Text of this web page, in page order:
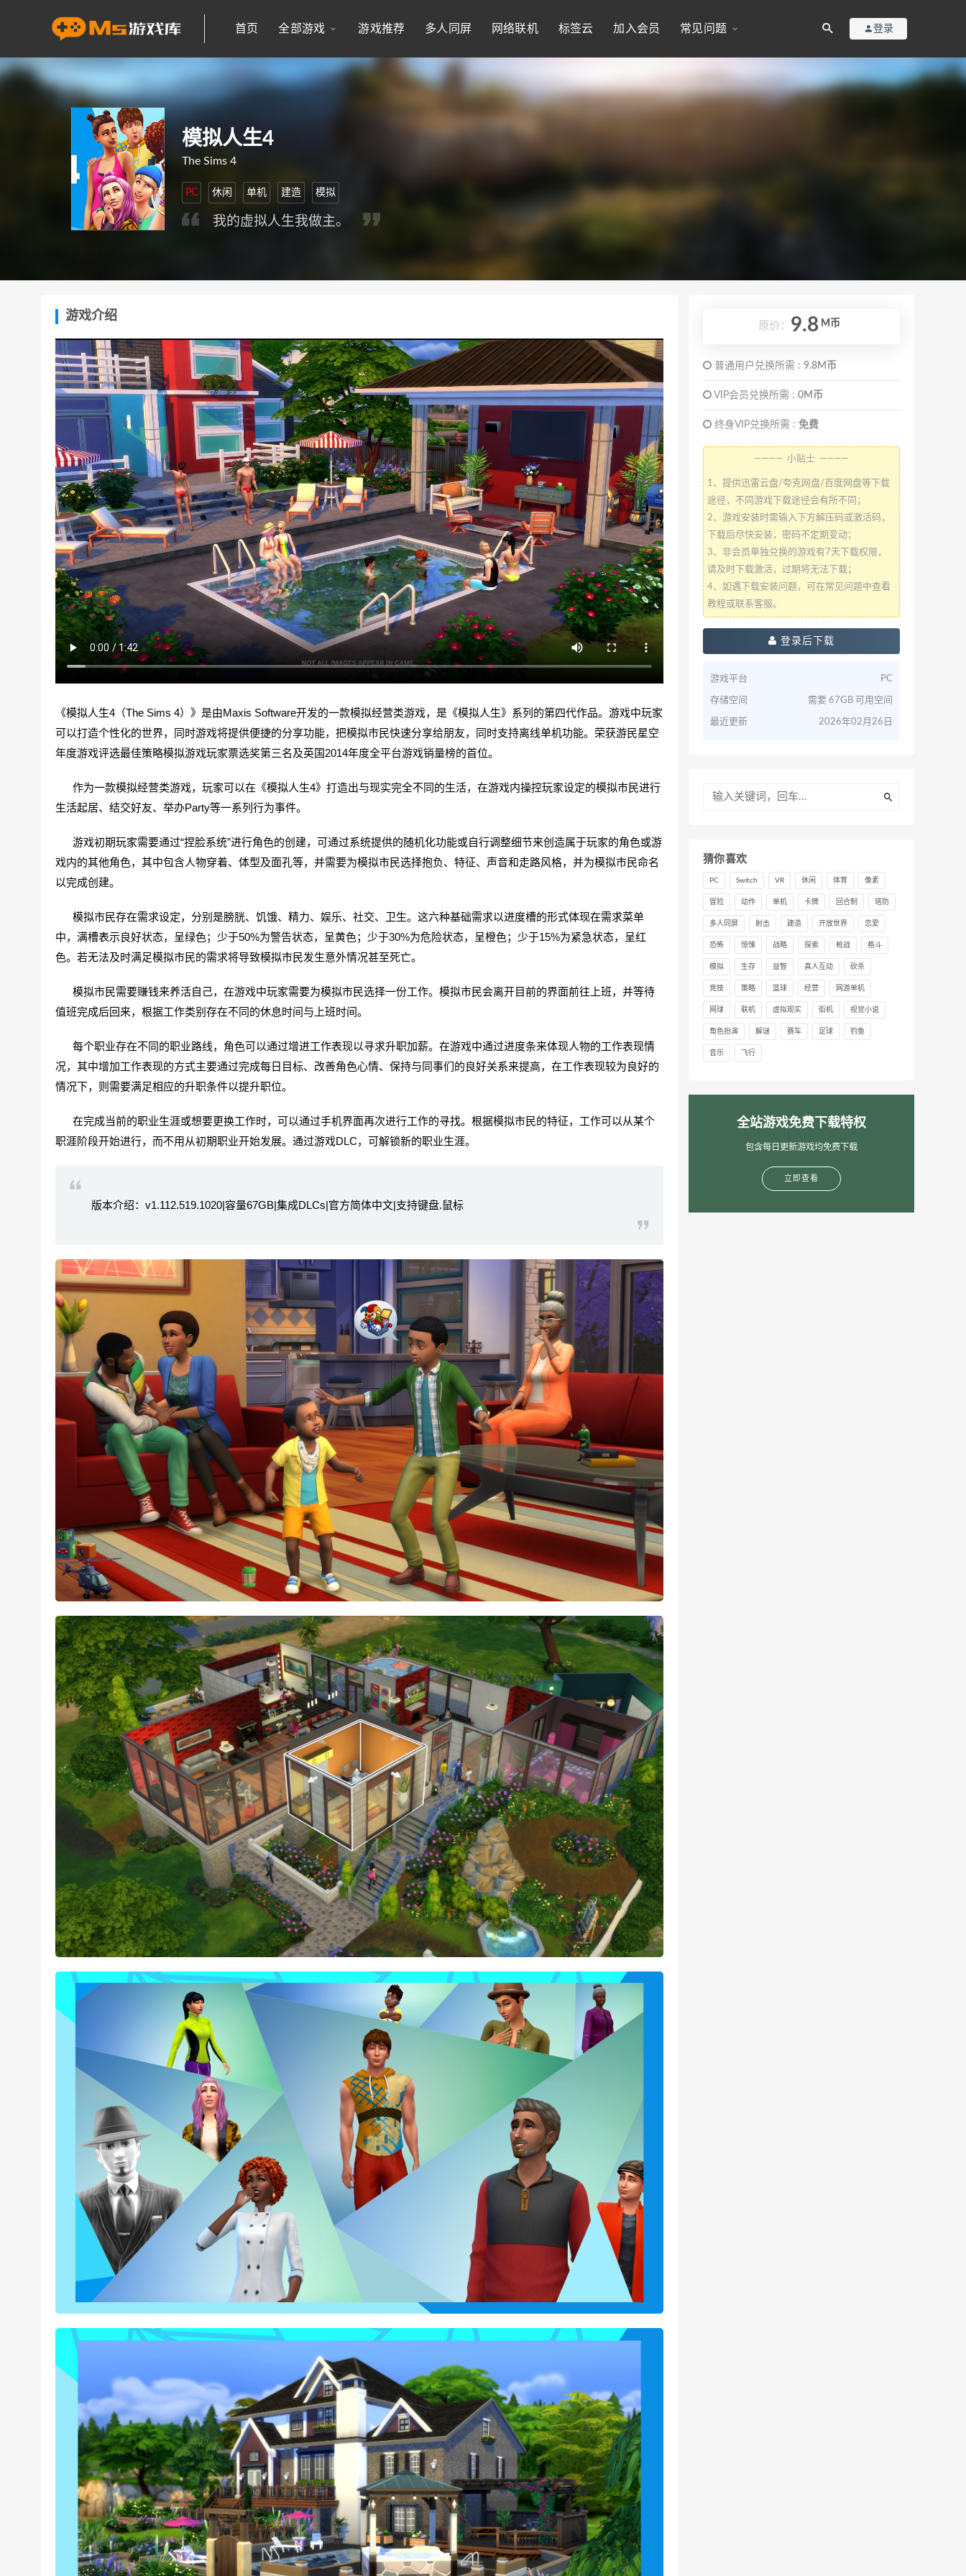
首页 全部游戏 游戏推荐 多人同屏 网络联机 标签云 加入会员 常见问题 登录
模拟人生4
The Sims 4
PC 休闲 单机 建造 模拟
我的虚拟人生我做主。
游戏介绍
《模拟人生4（The Sims 4）》是由Maxis Software开发的一款模拟经营类游戏，是《模拟人生》系列的第四代作品。游戏中玩家
可以打造个性化的世界，同时游戏将提供便捷的分享功能，把模拟市民快速分享给朋友，同时支持离线单机功能。荣获游民星空
年度游戏评选最佳策略模拟游戏玩家票选奖第三名及英国2014年度全平台游戏销量榜的首位。
作为一款模拟经营类游戏，玩家可以在《模拟人生4》打造出与现实完全不同的生活，在游戏内操控玩家设定的模拟市民进行
生活起居、结交好友、举办Party等一系列行为事件。
游戏初期玩家需要通过“捏脸系统”进行角色的创建，可通过系统提供的随机化功能或自行调整细节来创造属于玩家的角色或游
戏内的其他角色，其中包含人物穿着、体型及面孔等，并需要为模拟市民选择抱负、特征、声音和走路风格，并为模拟市民命名
以完成创建。
模拟市民存在需求设定，分别是膀胱、饥饿、精力、娱乐、社交、卫生。这六种基础需求以进度槽的形式体现在需求菜单
中，满槽表示良好状态，呈绿色；少于50%为警告状态，呈黄色；少于30%为危险状态，呈橙色；少于15%为紧急状态，呈红
色。若无法及时满足模拟市民的需求将导致模拟市民发生意外情况甚至死亡。
模拟市民需要赚钱来养活自己，在游戏中玩家需要为模拟市民选择一份工作。模拟市民会离开目前的界面前往上班，并等待
值班完成后回来，根据工作类别存在不同的休息时间与上班时间。
每个职业存在不同的职业路线，角色可以通过增进工作表现以寻求升职加薪。在游戏中通过进度条来体现人物的工作表现情
况，其中增加工作表现的方式主要通过完成每日目标、改善角色心情、保持与同事们的良好关系来提高，在工作表现较为良好的
情况下，则需要满足相应的升职条件以提升职位。
在完成当前的职业生涯或想要更换工作时，可以通过手机界面再次进行工作的寻找。根据模拟市民的特征，工作可以从某个
职涯阶段开始进行，而不用从初期职业开始发展。通过游戏DLC，可解锁新的职业生涯。
版本介绍：v1.112.519.1020|容量67GB|集成DLCs|官方简体中文|支持键盘.鼠标
原价： 9.8 M币
普通用户兑换所需 : 9.8M币
VIP会员兑换所需 : 0M币
终身VIP兑换所需 : 免费
———— 小贴士 ————
1、提供迅雷云盘/夸克网盘/百度网盘等下载
途径，不同游戏下载途径会有所不同；
2、游戏安装时需输入下方解压码或激活码，
下载后尽快安装，密码不定期变动；
3、非会员单独兑换的游戏有7天下载权限，
请及时下载激活，过期将无法下载；
4、如遇下载安装问题，可在常见问题中查看
教程或联系客服。
登录后下载
游戏平台 PC
存储空间 需要 67GB 可用空间
最近更新 2026年02月26日
猜你喜欢
PC Switch VR 休闲 体育 像素
冒险 动作 单机 卡牌 回合制 塔防
多人同屏 射击 建造 开放世界 恋爱
恐怖 惊悚 战略 探索 枪战 格斗
模拟 生存 益智 真人互动 砍杀
竞技 策略 篮球 经营 网游单机
网球 联机 虚拟现实 街机 视觉小说
角色扮演 解谜 赛车 足球 钓鱼
音乐 飞行
全站游戏免费下载特权
包含每日更新游戏均免费下载
立即查看